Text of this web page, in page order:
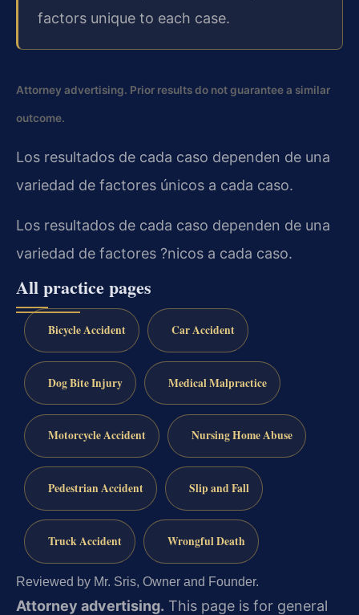
factors unique to each case.
Attorney advertising. Prior results do not guarantee a similar
outcome.
Los resultados de cada caso dependen de una
variedad de factores únicos a cada caso.
Los resultados de cada caso dependen de una
variedad de factores ?nicos a cada caso.
All practice pages
Bicycle Accident Car Accident
Dog Bite Injury Medical Malpractice
Motorcycle Accident Nursing Home Abuse
Pedestrian Accident Slip and Fall
Truck Accident Wrongful Death
Reviewed by Mr. Sris, Owner and Founder.
Attorney advertising. This page is for general